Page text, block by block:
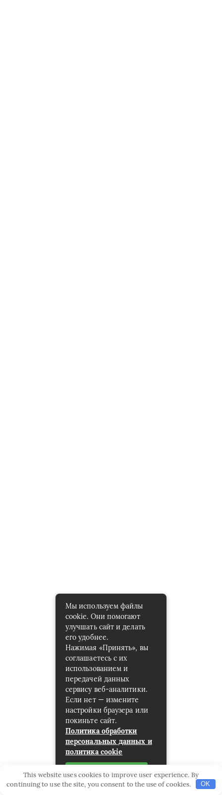
Мы используем файлы
cookie. Они помогают
улучшать сайт и делать
его удобнее.
Нажимая «Принять», вы
соглашаетесь с их
использованием и
передачей данных
сервису веб-аналитики.
Если нет — измените
настройки браузера или
покиньте сайт.
Политика обработки
персональных данных и
политика cookie
This website uses cookies to improve user experience. By
continuing to use the site, you consent to the use of cookies.
OK